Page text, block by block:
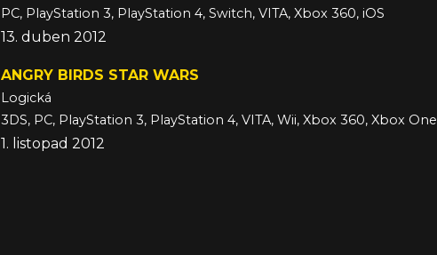
PC, PlayStation 3, PlayStation 4, Switch, VITA, Xbox 360, iOS
13. duben 2012
ANGRY BIRDS STAR WARS
Logická
3DS, PC, PlayStation 3, PlayStation 4, VITA, Wii, Xbox 360, Xbox One
1. listopad 2012